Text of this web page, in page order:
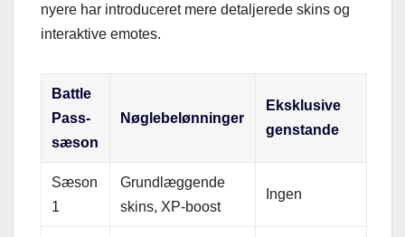
nyere har introduceret mere detaljerede skins og
interaktive emotes.
Battle
Pass-
sæson
Nøglebelønninger
Eksklusive
genstande
Sæson
1
Grundlæggende
skins, XP-boost
Ingen